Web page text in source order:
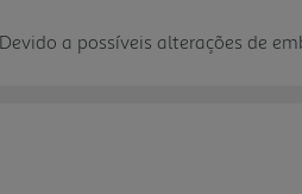
Devido a possíveis alterações de